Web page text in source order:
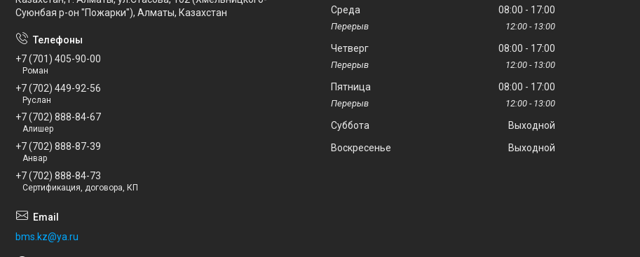
Суюнбая р-он "Пожарки"), Алматы, Казахстан
+7 (701) 405-90-00
Роман
+7 (702) 449-92-56
Руслан
+7 (702) 888-84-67
Алишер
+7 (702) 888-87-39
Анвар
+7 (702) 888-84-73
Сертификация, договора, КП
bms.kz@ya.ru
Среда 08:00 17:00
12:00 13:00
Четверг 08:00 17:00
12:00 13:00
Пятница 08:00 17:00
12:00 13:00
Суббота
Выходной
Воскресенье
Выходной